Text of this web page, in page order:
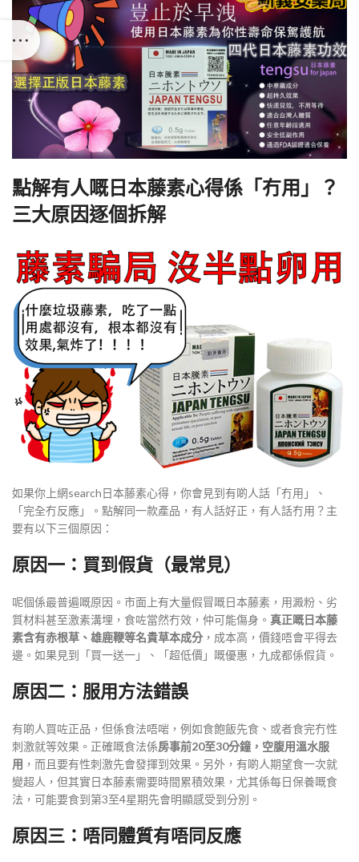
點解有人嘅日本藤素心得係「冇用」？
三大原因逐個拆解
如果你上網search日本藤素心得，你會見到有啲人話「冇用」、
「完全冇反應」。點解同一款產品，有人話好正，有人話冇用？主
要有以下三個原因：
原因一：買到假貨（最常見）
呢個係最普遍嘅原因。市面上有大量假冒嘅日本藤素，用澱粉、劣
質材料甚至激素溝埋，食咗當然冇效，仲可能傷身。 真正嘅日本藤
素含有赤根草、雄鹿鞭等名貴草本成分 ，成本高，價錢唔會平得去
邊。如果見到「買一送一」、「超低價」嘅優惠，九成都係假貨 。
原因二：服用方法錯誤
有啲人買咗正品，但係食法唔啱，例如食飽飯先食、或者食完冇性
刺激就等效果。正確嘅食法係房事前20至30分鐘，空腹用溫水服
用 ，而且要有性刺激先會發揮到效果 。另外，有啲人期望食一次就
變超人，但其實日本藤素需要時間累積效果，尤其係每日保養嘅食
法，可能要食到第3至4星期先會明顯感受到分別 。
原因三：唔同體質有唔同反應